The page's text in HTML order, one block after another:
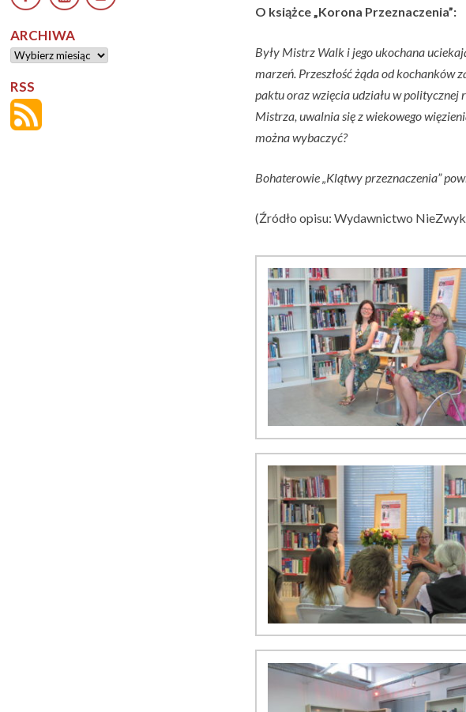
O książce „Korona Przeznaczenia”:
Były Mistrz Walk i jego ukochana
marzeń. Przeszłość żąda od kochanków
paktu oraz wzięcia udziału w politycznej
Mistrza, uwalnia się z wiekowego
można wybaczyć?
Bohaterowie „Klątwy przeznaczenia”
(Źródło opisu: Wydawnictwo
ARCHIWA
Archiwa
RSS